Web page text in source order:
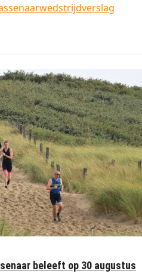
wedstrijdverslag
beleeft op 30 augustus